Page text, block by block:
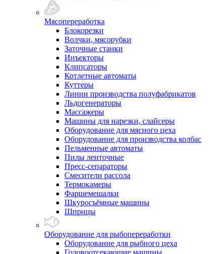
Мясопереработка
Блокорезки
Волчки, мясорубки
Заточные станки
Инъекторы
Клипсаторы
Котлетные автоматы
Куттеры
Линии производства полуфабрикатов
Льдогенераторы
Массажеры
Машины для нарезки, слайсеры
Оборудование для мясного цеха
Оборудование для производства колбас
Пельменные автоматы
Пилы ленточные
Пресс-сепараторы
Смесители рассола
Термокамеры
Фаршемешалки
Шкуросъёмные машины
Шприцы
Оборудование для рыбопереработки
Оборудование для рыбного цеха
Головоотсекающие машины